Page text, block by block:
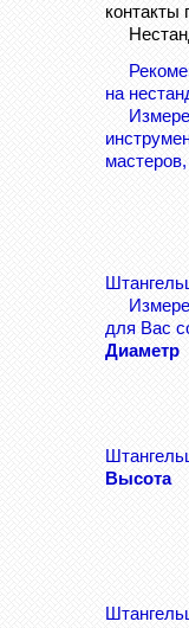
контакты
на
для Вас
Диаметр
Высота